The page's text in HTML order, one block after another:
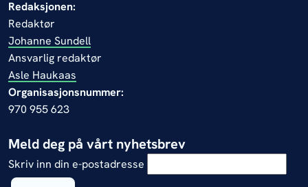
Redaksjonen:
Redaktør
Johanne Sundell
Ansvarlig redaktør
Asle Haukaas
Organisasjonsnummer:
970 955 623
Meld deg på vårt nyhetsbrev
Skriv inn din e-postadresse